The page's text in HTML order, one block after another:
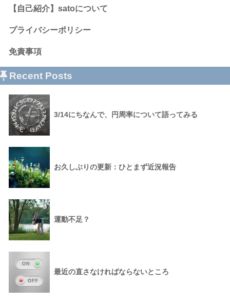
【自己紹介】satoについて
プライバシーポリシー
免責事項
Recent Posts
3/14にちなんで、円周率について語ってみる
お久しぶりの更新：ひとまず近況報告
運動不足？
最近の直さなければならないところ